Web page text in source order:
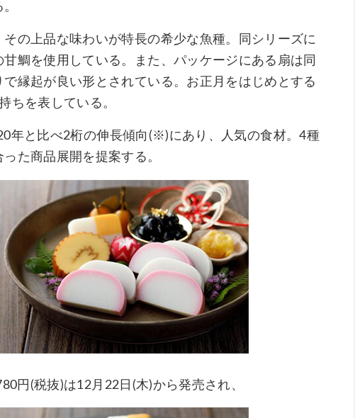
の上品な味わいが特長の希少な魚種。同シリーズに
鯛を使用している。また、パッケージにある扇は同
縁起が良い形とされている。お正月をはじめとする
ちを表している。
年と比べ2桁の伸長傾向(※)にあり、人気の食材。4種
た商品展開を提案する。
円(税抜)は12月22日(木)から発売され、